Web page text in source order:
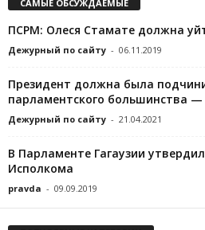
САМЫЕ ОБСУЖДАЕМЫЕ
ПСРМ: Олеся Стамате должна
Дежурный по сайту - 06.11.2019
Президент должна была
парламентского большинства —
Дежурный по сайту - 21.04.2021
В Парламенте Гагаузии
Исполкома
pravda - 09.09.2019